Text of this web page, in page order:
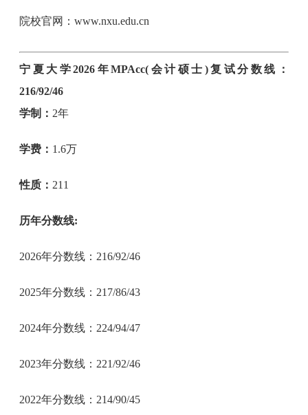
院校官网：www.nxu.edu.cn
宁夏大学2026年MPAcc(会计硕士)复试分数线：
216/92/46
学制： 2年
学费： 1.6万
性质： 211
历年分数线:
2026年分数线：216/92/46
2025年分数线：217/86/43
2024年分数线：224/94/47
2023年分数线：221/92/46
2022年分数线：214/90/45